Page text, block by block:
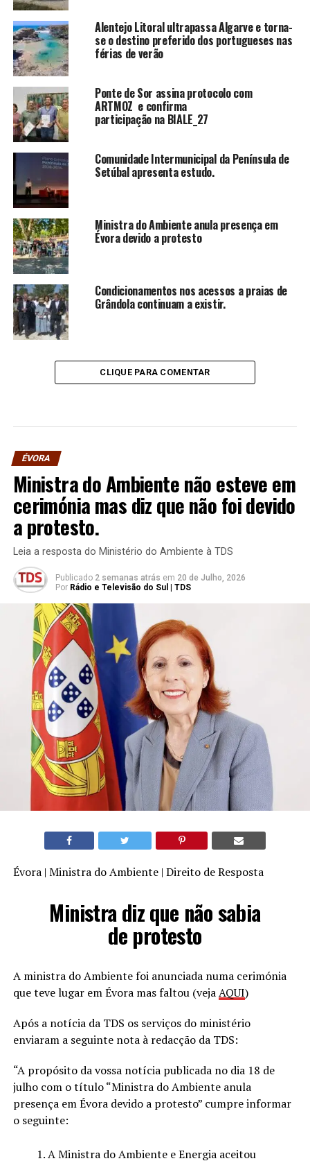
Alentejo Litoral ultrapassa Algarve e torna-
se o destino preferido dos portugueses nas
férias de verão
Ponte de Sor assina protocolo com
ARTMOZ e confirma
participação na BIALE_27
Comunidade Intermunicipal da Península de
Setúbal apresenta estudo.
Ministra do Ambiente anula presença em
Évora devido a protesto
Condicionamentos nos acessos a praias de
Grândola continuam a existir.
CLIQUE PARA COMENTAR
ÉVORA
Ministra do Ambiente não esteve em
cerimónia mas diz que não foi devido
a protesto.
Leia a resposta do Ministério do Ambiente à TDS
Publicado 2 semanas atrás em 20 de Julho, 2026
Por Rádio e Televisão do Sul | TDS
Évora | Ministra do Ambiente | Direito de Resposta
Ministra diz que não sabia
de protesto
A ministra do Ambiente foi anunciada numa cerimónia
que teve lugar em Évora mas faltou (vejaAQUI)
Após a notícia da TDS os serviços do ministério
enviaram a seguinte nota à redacção da TDS:
“A propósito da vossa notícia publicada no dia 18 de
julho com o título “Ministra do Ambiente anula
presença em Évora devido a protesto” cumpre informar
o seguinte:
A Ministra do Ambiente e Energia aceitou